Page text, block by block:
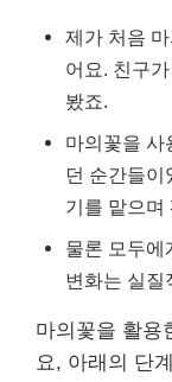
제가 처음
어요. 친구
봤죠.
마의꽃을 사
던 순간들이
기를 맡으며
물론 모두에
변화는 실질
마의꽃을 활용
요, 아래의 단